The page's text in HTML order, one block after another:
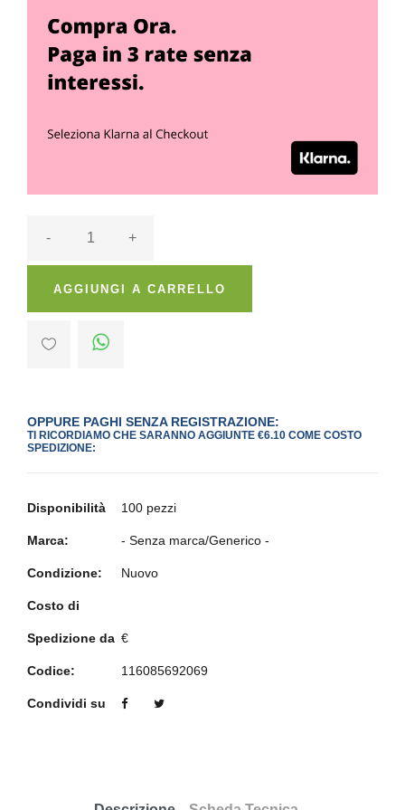
- +
AGGIUNGI A CARRELLO
OPPURE PAGHI SENZA REGISTRAZIONE:
TI RICORDIAMO CHE SARANNO AGGIUNTE €6.10 COME COSTO
SPEDIZIONE:
Disponibilità 100 pezzi
Marca: - Senza marca/Generico -
Condizione: Nuovo
Costo di
Spedizione da €
Codice: 116085692069
Condividi su